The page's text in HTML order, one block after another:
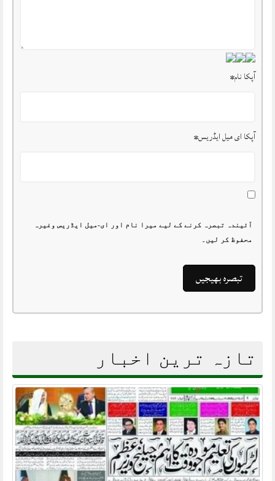
آپکا نام*
آپکا ای میل ایڈریس*
آئیندہ تبصرہ کرنے کے لیے میرا نام اور ای-میل ایڈریس وغیرہ
محفوظ کر لیں۔
تازہ ترین اخبار